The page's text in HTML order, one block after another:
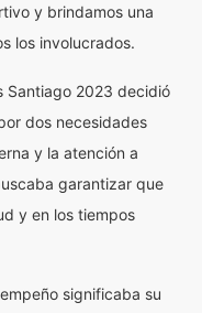
y brindamos una
los involucrados.
Santiago 2023 decidió
dos necesidades
y la atención a
garantizar que
y en los tiempos
significaba su